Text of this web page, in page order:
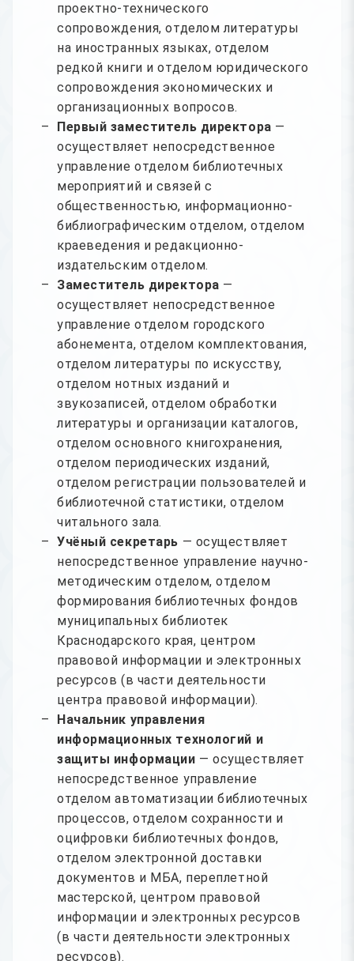
проектно-технического
сопровождения, отделом литературы
на иностранных языках, отделом
редкой книги и отделом юридического
сопровождения экономических и
организационных вопросов.
Первый заместитель директора —
осуществляет непосредственное
управление отделом библиотечных
мероприятий и связей с
общественностью, информационно-
библиографическим отделом, отделом
краеведения и редакционно-
издательским отделом.
Заместитель директора —
осуществляет непосредственное
управление отделом городского
абонемента, отделом комплектования,
отделом литературы по искусству,
отделом нотных изданий и
звукозаписей, отделом обработки
литературы и организации каталогов,
отделом основного книгохранения,
отделом периодических изданий,
отделом регистрации пользователей и
библиотечной статистики, отделом
читального зала.
Учёный секретарь — осуществляет
непосредственное управление научно-
методическим отделом, отделом
формирования библиотечных фондов
муниципальных библиотек
Краснодарского края, центром
правовой информации и электронных
ресурсов (в части деятельности
центра правовой информации).
Начальник управления
информационных технологий и
защиты информации — осуществляет
непосредственное управление
отделом автоматизации библиотечных
процессов, отделом сохранности и
оцифровки библиотечных фондов,
отделом электронной доставки
документов и МБА, переплетной
мастерской, центром правовой
информации и электронных ресурсов
(в части деятельности электронных
ресурсов).